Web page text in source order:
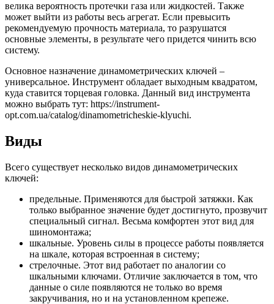
велика вероятность протечки газа или жидкостей. Также
может выйти из работы весь агрегат. Если превысить
рекомендуемую прочность материала, то разрушатся
основные элементы, в результате чего придется чинить всю
систему.
Основное назначение динамометрических ключей –
универсальное. Инструмент обладает выходным квадратом,
куда ставится торцевая головка. Данный вид инструмента
можно выбрать тут: https://instrument-
opt.com.ua/catalog/dinamometricheskie-klyuchi.
Виды
Всего существует несколько видов динамометрических
ключей:
предельные. Применяются для быстрой затяжки. Как
только выбранное значение будет достигнуто, прозвучит
специальный сигнал. Весьма комфортен этот вид для
шиномонтажа;
шкальные. Уровень силы в процессе работы появляется
на шкале, которая встроенная в систему;
стрелочные. Этот вид работает по аналогии со
шкальными ключами. Отличие заключается в том, что
данные о силе появляются не только во время
закручивания, но и на установленном крепеже.